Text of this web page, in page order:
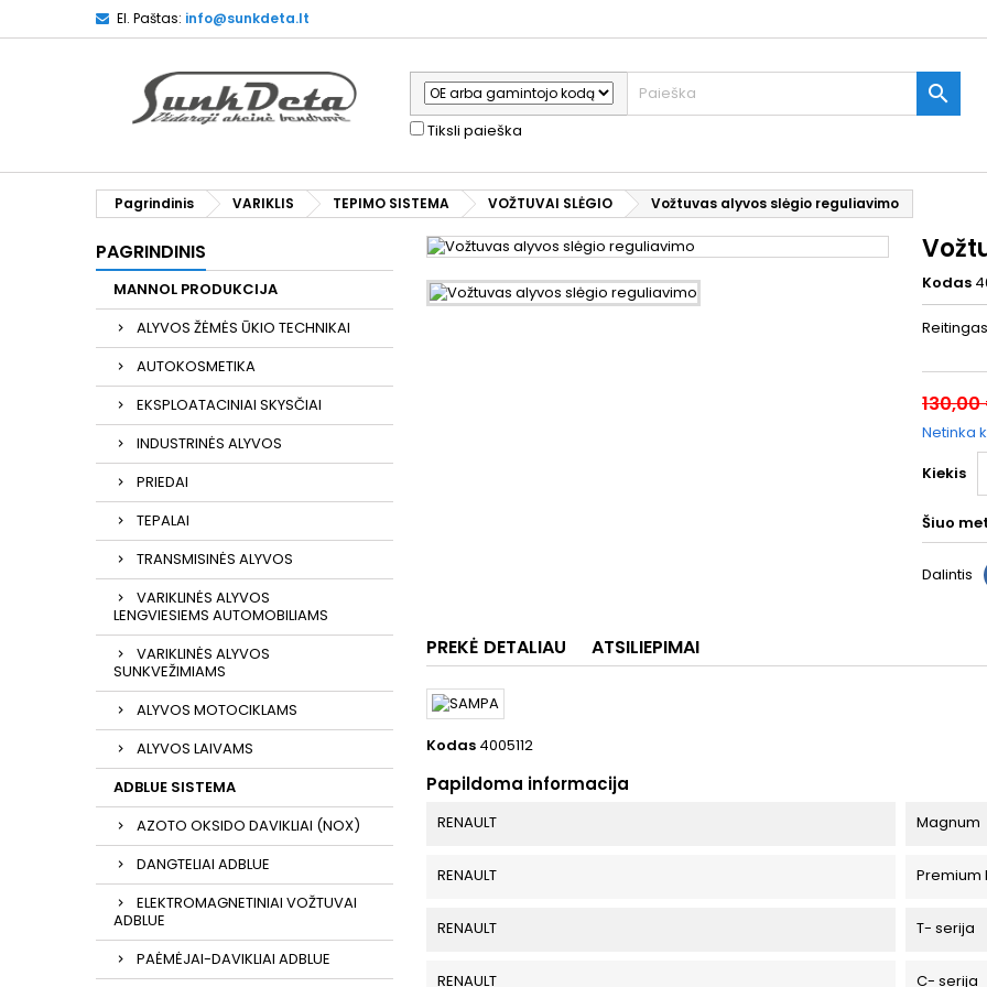
El. Paštas: info@sunkdeta.lt
Tiksli paieška

Pagrindinis VARIKLIS TEPIMO SISTEMA VOŽTUVAI SLĖGIO Vožtuvas alyvos slėgio reguliavimo
PAGRINDINIS
MANNOL PRODUKCIJA
ALYVOS ŽĖMĖS ŪKIO TECHNIKAI
AUTOKOSMETIKA
EKSPLOATACINIAI SKYSČIAI
INDUSTRINĖS ALYVOS
PRIEDAI
TEPALAI
TRANSMISINĖS ALYVOS
VARIKLINĖS ALYVOS
LENGVIESIEMS AUTOMOBILIAMS
VARIKLINĖS ALYVOS
SUNKVEŽIMIAMS
ALYVOS MOTOCIKLAMS
ALYVOS LAIVAMS
ADBLUE SISTEMA
AZOTO OKSIDO DAVIKLIAI (NOX)
DANGTELIAI ADBLUE
ELEKTROMAGNETINIAI VOŽTUVAI
ADBLUE
PAĖMĖJAI-DAVIKLIAI ADBLUE
Kodas
Reitingas
Netinka
Kiekis
Šiuo
Dalintis
PREKĖ DETALIAU ATSILIEPIMAI
Kodas 4005112
Papildoma informacija
RENAULT Magnum
RENAULT Premium
RENAULT T- serija
RENAULT C- serija